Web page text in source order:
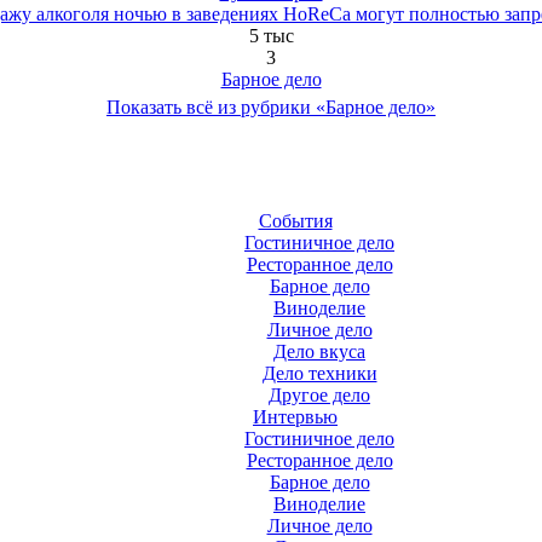
алкоголя ночью в заведениях HoReCa могут полностью
5 тыс
3
Барное дело
Показать всё из рубрики «Барное дело»
События
Гостиничное дело
Ресторанное дело
Барное дело
Виноделие
Личное дело
Дело вкуса
Дело техники
Другое дело
Интервью
Гостиничное дело
Ресторанное дело
Барное дело
Виноделие
Личное дело